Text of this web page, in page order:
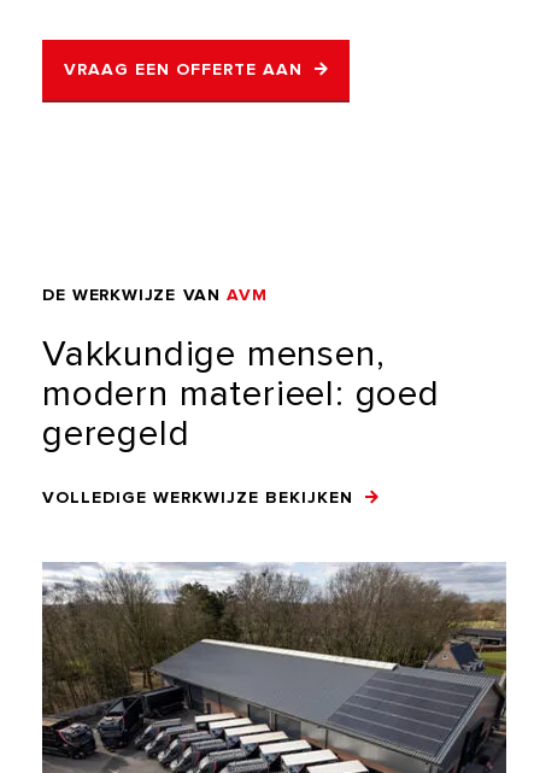
VRAAG EEN OFFERTE AAN
DE WERKWIJZE VAN AVM
Vakkundige mensen,
modern materieel: goed
geregeld
VOLLEDIGE WERKWIJZE BEKIJKEN